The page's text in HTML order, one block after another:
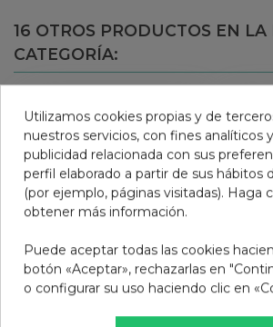
16 OTROS PRODUCTOS EN LA
CATEGORÍA:
TAPONES OIDOS
Utilizamos cookies propias y de
nuestros servicios, con fines analíticos
publicidad relacionada con sus
perfil elaborado a partir de sus hábitos
(por ejemplo, páginas visitadas). Haga
obtener más información.
Puede aceptar todas las cookies
botón «Aceptar», rechazarlas en
o configurar su uso haciendo clic en